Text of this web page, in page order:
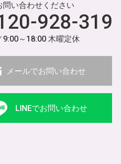
問い合わせください
928-319
9:00～18:00 木曜定休
メールでお問い合わせ
LINEでお問い合わせ